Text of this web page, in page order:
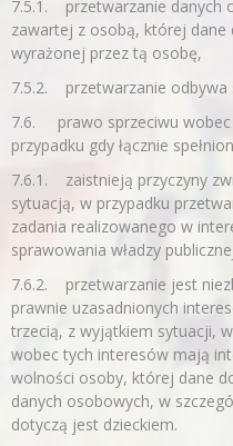
7.5.1. przetwarzanie danych
zawartej z osobą, której
wyrażonej przez tą osobę,
7.5.2. przetwarzanie
7.6. prawo sprzeciwu wobec
przypadku gdy łącznie
7.6.1. zaistnieją przyczyny
sytuacją, w przypadku
zadania realizowanego w
sprawowania władzy
7.6.2. przetwarzanie jest
prawnie uzasadnionych
trzecią, z wyjątkiem sytuacji,
wobec tych interesów mają
wolności osoby, której dane
danych osobowych, w
dotyczą jest dzieckiem.